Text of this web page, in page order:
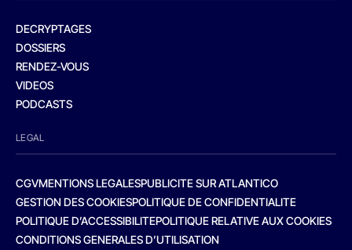
DECRYPTAGES
DOSSIERS
RENDEZ-VOUS
VIDEOS
PODCASTS
LEGAL
CGVMENTIONS LEGALESPUBLICITE SUR ATLANTICO
GESTION DES COOKIESPOLITIQUE DE CONFIDENTIALITE
POLITIQUE D’ACCESSIBILITEPOLITIQUE RELATIVE AUX COOKIES
CONDITIONS GENERALES D’UTILISATION